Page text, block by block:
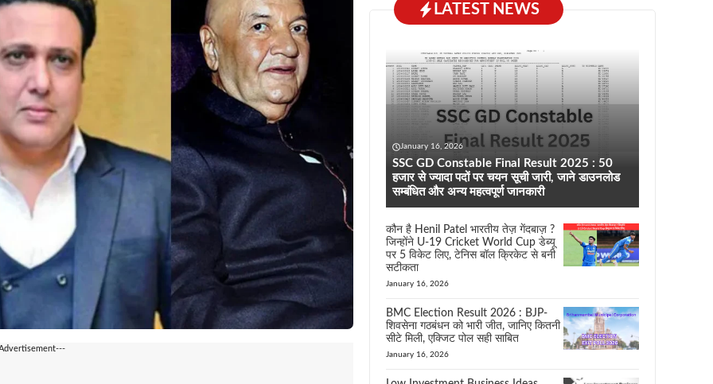
LATEST NEWS
January 16, 2026
SSC GD Constable Final Result 2025 : 50
हजार से ज्यादा पदों पर चयन सूची जारी, जाने डाउनलोड
सम्बंधित और अन्य महत्वपूर्ण जानकारी
कौन है Henil Patel भारतीय तेज़ गेंदबाज़ ?
जिन्होंने U-19 Cricket World Cup डेब्यू
पर 5 विकेट लिए, टेनिस बॉल क्रिकेट से बनी
सटीकता
January 16, 2026
BMC Election Result 2026 : BJP-
शिवसेना गठबंधन को भारी जीत, जानिए कितनी
सीटे मिली, एक्जिट पोल सही साबित
January 16, 2026